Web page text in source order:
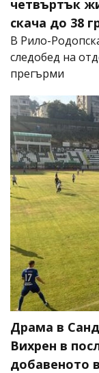
четвъртък
скача до 38
В Рило-
следобед на
прегърми
Драма в
Вихрен в
добавеното